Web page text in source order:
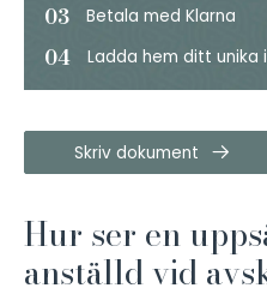
03 Betala med Klarna
04 Ladda hem ditt unika
Skriv dokument
Hur ser en
anställd vid